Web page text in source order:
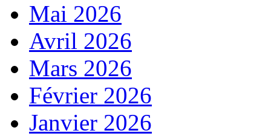
Mai 2026
Avril 2026
Mars 2026
Février 2026
Janvier 2026